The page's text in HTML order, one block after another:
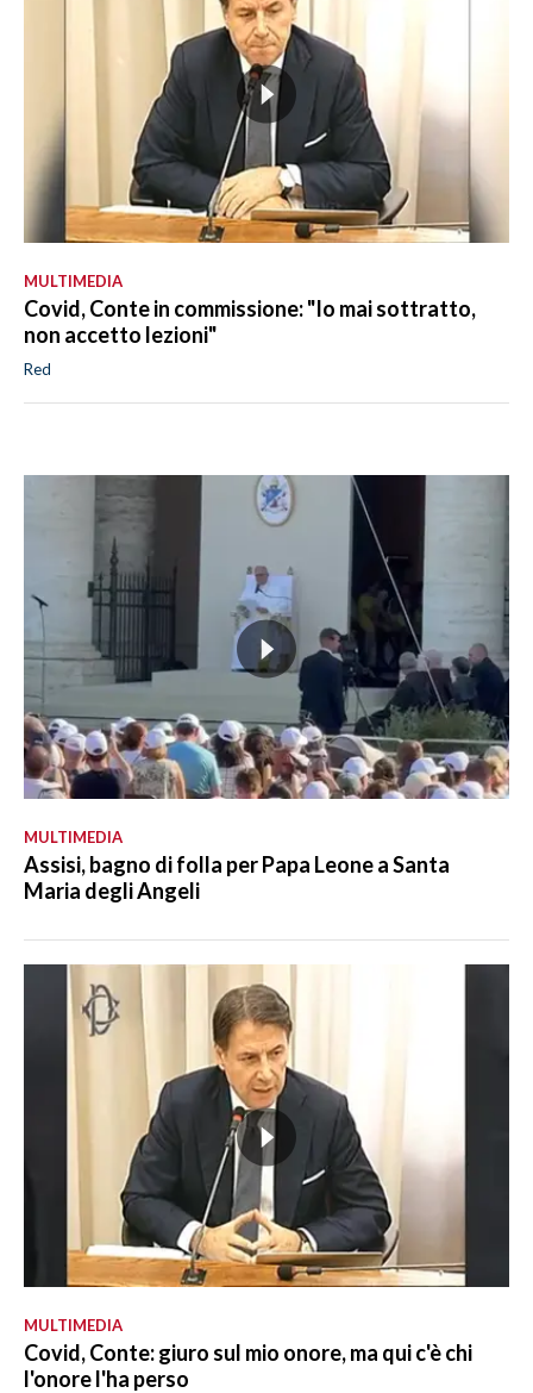
MULTIMEDIA
Covid, Conte in commissione: "Io mai sottratto,
non accetto lezioni"
Red
MULTIMEDIA
Assisi, bagno di folla per Papa Leone a Santa
Maria degli Angeli
MULTIMEDIA
Covid, Conte: giuro sul mio onore, ma qui c'è chi
l'onore l'ha perso